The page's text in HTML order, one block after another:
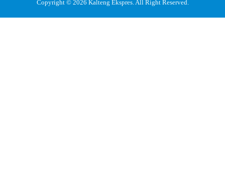
Copyright © 2026 Kalteng Ekspres. All Right Reserved.